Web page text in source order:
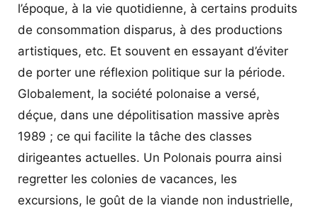
l’époque, à la vie quotidienne, à certains produits
de consommation disparus, à des productions
artistiques, etc. Et souvent en essayant d’éviter
de porter une réflexion politique sur la période.
Globalement, la société polonaise a versé,
déçue, dans une dépolitisation massive après
1989 ; ce qui facilite la tâche des classes
dirigeantes actuelles. Un Polonais pourra ainsi
regretter les colonies de vacances, les
excursions, le goût de la viande non industrielle,